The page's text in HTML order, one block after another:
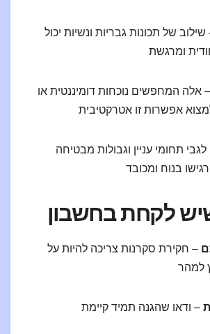
שילוב של תכונות גבריות ונשיות יכול
– אלה המחפשים נוכחות דומיננטית או
תחומי עניין וגבולות מבטיחה
לקחת בחשבון
– חקירת סקרנות צריכה להיות על